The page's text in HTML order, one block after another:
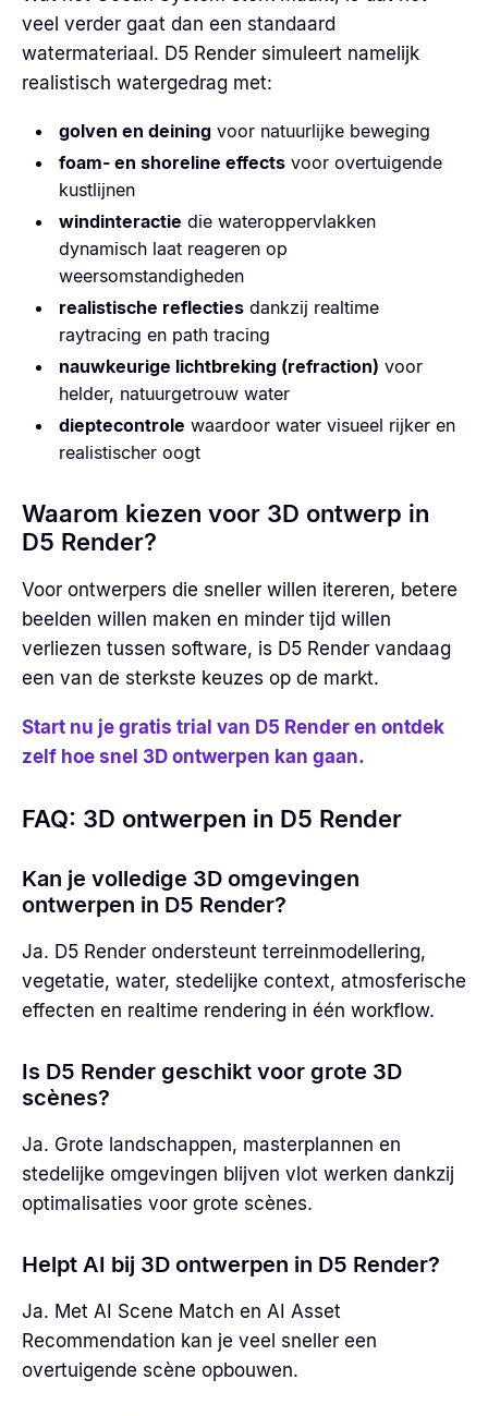
veel verder gaat dan een standaard
watermateriaal. D5 Render simuleert namelijk
realistisch watergedrag met:
golven en deining voor natuurlijke beweging
foam- en shoreline effects voor overtuigende
kustlijnen
windinteractie die wateroppervlakken
dynamisch laat reageren op
weersomstandigheden
realistische reflecties dankzij realtime
raytracing en path tracing
nauwkeurige lichtbreking (refraction) voor
helder, natuurgetrouw water
dieptecontrole waardoor water visueel rijker en
realistischer oogt
Waarom kiezen voor 3D ontwerp in
D5 Render?
Voor ontwerpers die sneller willen itereren, betere
beelden willen maken en minder tijd willen
verliezen tussen software, is D5 Render vandaag
een van de sterkste keuzes op de markt.
Start nu je gratis trial van D5 Render en ontdek
zelf hoe snel 3D ontwerpen kan gaan.
FAQ: 3D ontwerpen in D5 Render
Kan je volledige 3D omgevingen
ontwerpen in D5 Render?
Ja. D5 Render ondersteunt terreinmodellering,
vegetatie, water, stedelijke context, atmosferische
effecten en realtime rendering in één workflow.
Is D5 Render geschikt voor grote 3D
scènes?
Ja. Grote landschappen, masterplannen en
stedelijke omgevingen blijven vlot werken dankzij
optimalisaties voor grote scènes.
Helpt AI bij 3D ontwerpen in D5 Render?
Ja. Met AI Scene Match en AI Asset
Recommendation kan je veel sneller een
overtuigende scène opbouwen.